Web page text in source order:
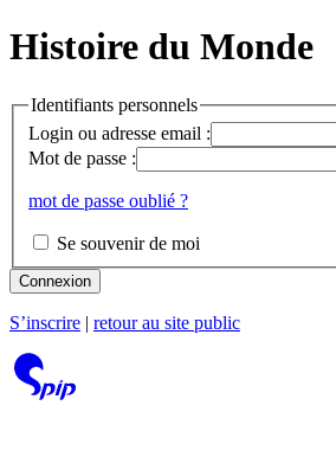
Histoire du Monde
Identifiants personnels
Login ou adresse email :
Mot de passe :
mot de passe oublié ?
Se souvenir de moi
Connexion
S’inscrire retour au site public